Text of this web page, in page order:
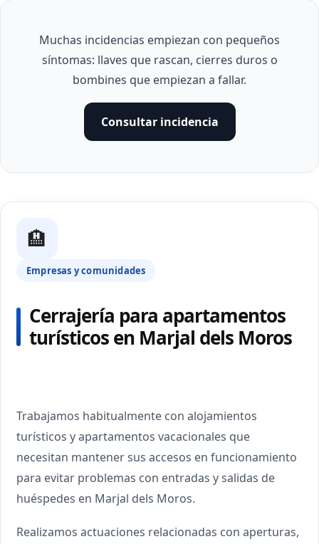
Muchas incidencias empiezan con pequeños
síntomas: llaves que rascan, cierres duros o
bombines que empiezan a fallar.
Consultar incidencia
🏨
Empresas y comunidades
Cerrajería para apartamentos
turísticos en Marjal dels Moros
Trabajamos habitualmente con alojamientos
turísticos y apartamentos vacacionales que
necesitan mantener sus accesos en funcionamiento
para evitar problemas con entradas y salidas de
huéspedes en Marjal dels Moros.
Realizamos actuaciones relacionadas con aperturas,